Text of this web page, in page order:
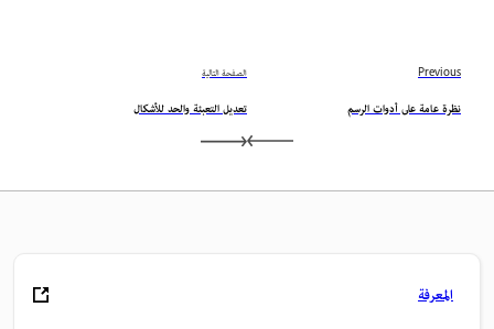
Previous
نظرة عامة على أدوات الرسم
الصفحة التالية
تعديل التعبئة والحد للأشكال
المعرفة